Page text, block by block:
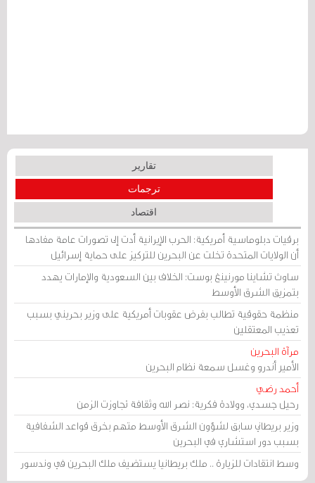
تقارير
ترجمات
اقتصاد
برقيات دبلوماسية أمريكية: الحرب الإيرانية أدت إلى تصورات عامة مفادها
أن الولايات المتحدة تخلت عن البحرين للتركيز على حماية إسرائيل
ساوث تشاينا مورنينغ بوست: الخلاف بين السعودية والإمارات يهدد
بتمزيق الشرق الأوسط
منظمة حقوقية تطالب بفرض عقوبات أمريكية على وزير بحريني بسبب
تعذيب المعتقلين
مرآة البحرين
الأمير أندرو وغسل سمعة نظام البحرين
أحمد رضي
رحيل جسدي، وولادة فكرية: نصر الله وثقافة تجاوزت الزمن
وزير بريطاني سابق لشؤون الشرق الأوسط متهم بخرق قواعد الشفافية
بسبب دور استشاري في البحرين
وسط انتقادات للزيارة .. ملك بريطانيا يستضيف ملك البحرين في وندسور